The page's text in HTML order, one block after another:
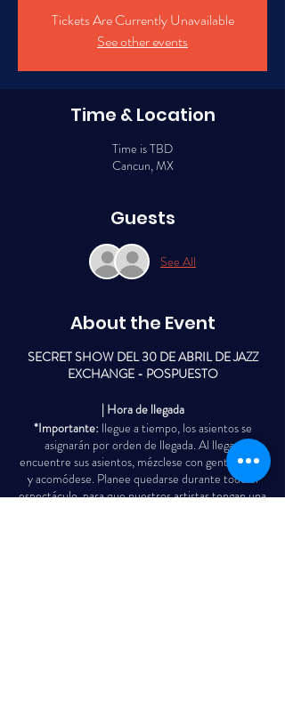
Tickets Are Currently Unavailable
See other events
Time & Location
Time is TBD
Cancun, MX
Guests
See All
About the Event
SECRET SHOW DEL 30 DE ABRIL DE JAZZ
EXCHANGE - POSPUESTO
| Hora de llegada
*Importante: llegue a tiempo, los asientos se
asignarán por orden de llegada. Al llegar,
encuentre sus asientos, mézclese con gente nueva
y acomódese. Planee quedarse durante todo el
espectáculo, para que nuestros artistas tengan una